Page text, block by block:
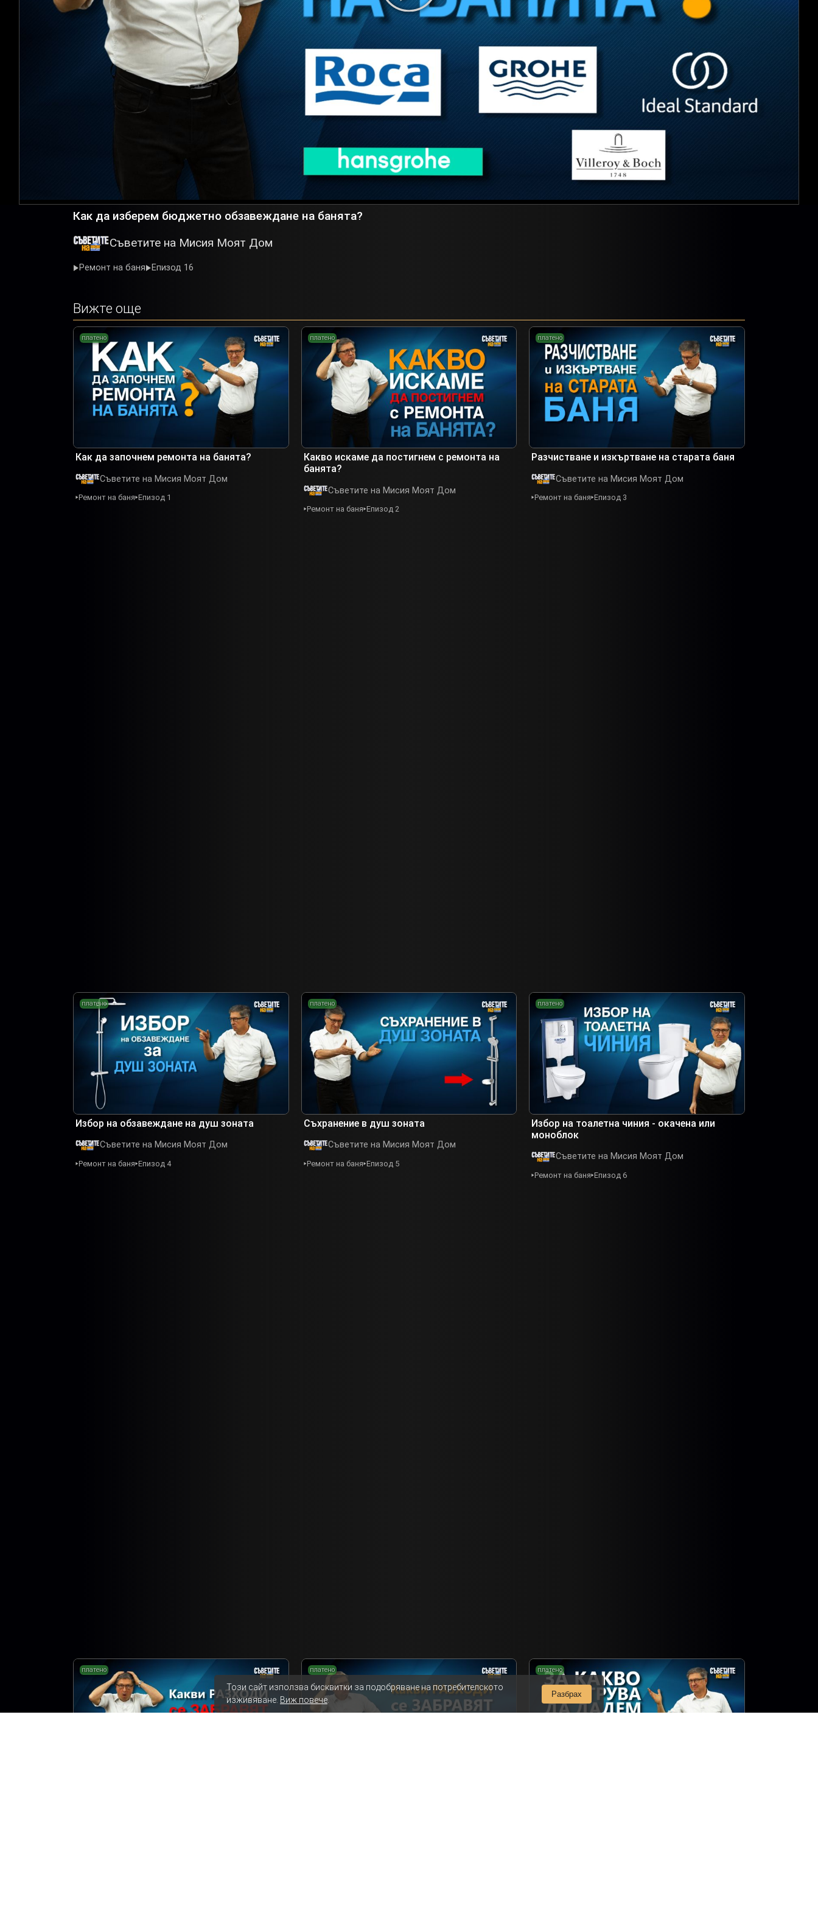
Как да изберем бюджетно обзавеждане на банята?
Съветите на Мисия Моят Дом
Ремонт на баня Епизод 16
Вижте още
платено
Как да започнем ремонта на банята?
Съветите на Мисия Моят Дом
Ремонт на баня Епизод 1
платено
Какво искаме да постигнем с ремонта на
банята?
Съветите на Мисия Моят Дом
Ремонт на баня Епизод 2
платено
Разчистване и изкъртване на старата баня
Съветите на Мисия Моят Дом
Ремонт на баня Епизод 3
платено
Избор на обзавеждане на душ зоната
Съветите на Мисия Моят Дом
Ремонт на баня Епизод 4
платено
Съхранение в душ зоната
Съветите на Мисия Моят Дом
Ремонт на баня Епизод 5
платено
Избор на тоалетна чиния - окачена или
моноблок
Съветите на Мисия Моят Дом
Ремонт на баня Епизод 6
платено платено платено
Този сайт използва бисквитки за подобряване на потребителското
изживяване. Виж повече
Разбрах